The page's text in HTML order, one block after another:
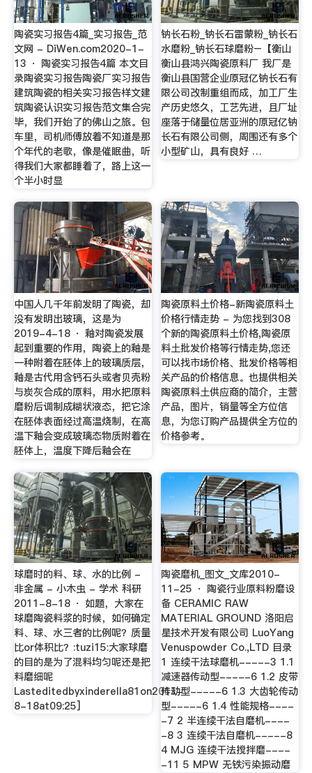
陶瓷实习报告4篇_实习报告_范
文网 - DiWen.com2020-1-
13 · 陶瓷实习报告4篇 本文目
录陶瓷实习报告陶瓷厂实习报告
建筑陶瓷的相关实习报告样文建
筑陶瓷认识实习报告范文集合完
毕，我们开始了的佛山之旅。包
车里，司机师傅放着不知道是那
个年代的老歌，像是催眠曲，听
得我们大家都睡着了，路上这一
个半小时显
钠长石粉_钠长石雷蒙粉_钠长石
水磨粉_钠长石球磨粉–【衡山
衡山县鸿兴陶瓷原料厂 我厂是
衡山县国营企业原冠亿钠长石有
限公司改制重组而成，加工厂生
产历史悠久，工艺先进，且厂址
座落于储量位居亚洲的原冠亿钠
长石有限公司侧，周围还有多个
小型矿山，具有良好 …
中国人几千年前发明了陶瓷，却
没有发明出玻璃，这是为
2019-4-18 · 釉对陶瓷发展
起到重要的作用，陶瓷上的釉是
一种附着在胚体上的玻璃质层，
釉是古代用含钙石头或者贝壳粉
与炭灰合成的原料，用水把原料
磨粉后调制成糊状液态，把它涂
在胚体表面经过高温烧制，在高
温下釉会变成玻璃态物质附着在
胚体上，温度下降后釉会在
陶瓷原料土价格-新陶瓷原料土
价格行情走势 - 为您找到308
个新的陶瓷原料土价格,陶瓷原
料土批发价格等行情走势,您还
可以找市场价格、批发价格等相
关产品的价格信息。也提供相关
陶瓷原料土供应商的简介，主营
产品，图片，销量等全方位信
息，为您订购产品提供全方位的
价格参考。
球磨时的料、球、水的比例 -
非金属 - 小木虫 - 学术 科研
2011-8-18 · 如题，大家在
球磨陶瓷料浆的时候，如何确定
料、球、水三者的比例呢？质量
比or体积比？:tuzi15:大家球磨
的目的是为了混料均匀呢还是把
料磨细呢
Lasteditedbyxinderella81on2011-
8-18at09:25]
陶瓷磨机_图文_文库2010-
11-25 · 陶瓷行业原料粉磨设
备 CERAMIC RAW
MATERIAL GROUND 洛阳启
星技术开发有限公司 LuoYang
Venuspowder Co.,LTD 目录
1 连续干法球磨机-----3 1.1
减速器传动型-----6 1.2 皮带
传动型-----6 1.3 大齿轮传动
型-----6 1.4 性能规格----
-7 2 半连续干法自磨机----
-8 3 连续干法自磨机-----8
4 MJG 连续干法搅拌磨----
-11 5 MPW 无铁污染振动磨